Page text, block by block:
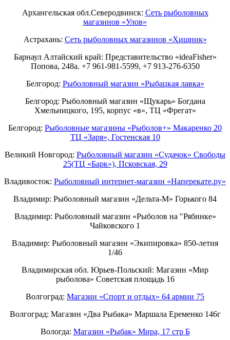
Архангельская обл.Северодвинск: Сеть рыболовных
магазинов «Улов»
Астрахань: Сеть рыболовных магазинов «Хищник»
Барнаул Алтайский край: Представительство «ideaFisher»
Попова, 248а. +7 961-981-5599, +7 913-276-6350
Белгород: Рыболовный магазин «Рыбацкая лавка»
Белгород: Рыболовный магазин «Щукарь» Богдана
Хмельницкого, 195, корпус «в», ТЦ «Фрегат»
Белгород: Рыболовные магазины «Рыболов+» Макаренко 20
ТЦ «Заря», Гостенская 10
Великий Новгород: Рыболовный магазин «Судачок» Свободы
25(ТЦ «Барк»), Псковская, 29
Владивосток: Рыболовный интернет-магазин «Наперекате.ру»
Владимир: Рыболовный магазин «Дельта-М» Горького 84
Владимир: Рыболовный магазин «Рыболов на "Рябинке»
Чайковского 1
Владимир: Рыболовный магазин «Экипировка» 850-летия
1/46
Владимирская обл. Юрьев-Польский: Магазин «Мир
рыболова» Советская площадь 16
Волгоград: Магазин «Спорт и отдых» 64 армии 75
Волгоград: Магазин «Два Рыбака» Маршала Еременко 146г
Вологда: Магазин «Рыбак» Мира, 17 стр Б